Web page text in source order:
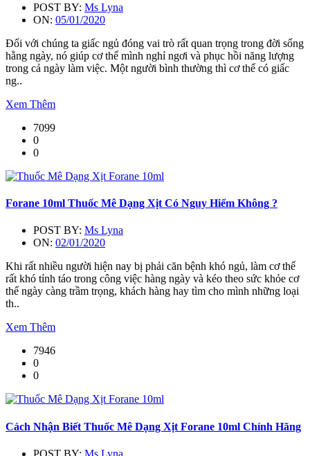
POST BY: Ms Lyna
ON: 05/01/2020
Đối với chúng ta giấc ngủ đóng vai trò rất quan trọng trong đời sống
hằng ngày, nó giúp cơ thể mình nghỉ ngơi và phục hồi năng lượng
trong cả ngày làm việc. Một người bình thường thì cơ thể có giấc
ng..
Xem Thêm
7099
0
0
Forane 10ml Thuốc Mê Dạng Xịt Có Nguy Hiểm Không ?
POST BY: Ms Lyna
ON: 02/01/2020
Khi rất nhiều người hiện nay bị phải căn bệnh khó ngủ, làm cơ thể
rất khó tỉnh táo trong công việc hàng ngày và kéo theo sức khỏe cơ
thể ngày càng trầm trọng, khách hàng hay tìm cho mình những loại
th..
Xem Thêm
7946
0
0
Cách Nhận Biết Thuốc Mê Dạng Xịt Forane 10ml Chính Hãng
POST BY: Ms Lyna